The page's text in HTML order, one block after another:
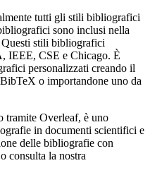
tutti gli stili bibliografici
sono inclusi nella
stili bibliografici
IEEE, CSE e Chicago. È
personalizzati creando il
o importandone uno da
tramite Overleaf, è uno
in documenti scientifici e
delle bibliografie con
consulta la nostra